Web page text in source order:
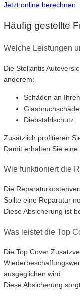
Jetzt online berechnen
Häufig gestellte
Welche Leistungen
Die Stellantis
anderem:
Schäden an
Diebstahlschutz
Zusätzlich profitieren
Damit erhalten Sie
Wie funktioniert die
Die
Sollte eine Reparatur
Diese Absicherung ist
Was leistet die Top
Die Top Cover
ausgeglichen wird.
Diese Absicherung